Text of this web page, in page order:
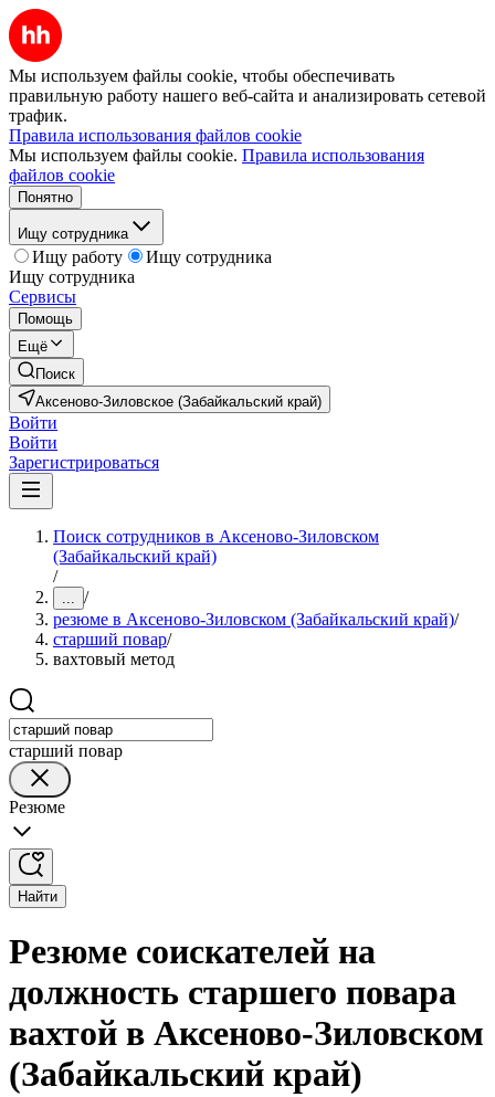
Мы используем файлы cookie, чтобы обеспечивать
правильную работу нашего веб-сайта и анализировать сетевой
трафик.
Правила использования файлов cookie
Мы используем файлы cookie. Правила использования
файлов cookie
Понятно
Ищу сотрудника
Ищу работу
Ищу сотрудника
Ищу сотрудника
Сервисы
Помощь
Ещё
Поиск
Аксеново-Зиловское (Забайкальский край)
Войти
Войти
Зарегистрироваться
Поиск сотрудников в Аксеново-Зиловском
(Забайкальский край)
/
... /
резюме в Аксеново-Зиловском (Забайкальский край)/
старший повар/
вахтовый метод
старший повар
Резюме
Найти
Резюме соискателей на
должность старшего повара
вахтой в Аксеново-Зиловском
(Забайкальский край)